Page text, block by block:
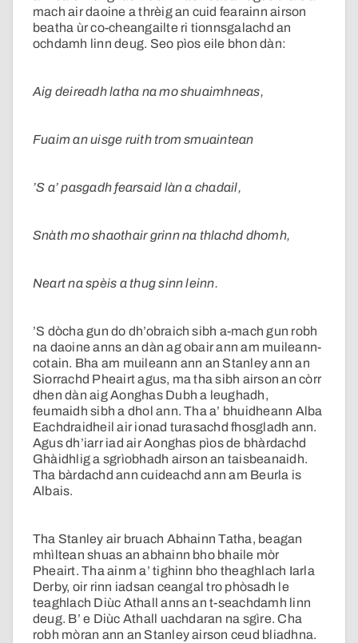
mach air daoine a thrèig an cuid fearainn airson
beatha ùr co-cheangailte ri tionnsgalachd an
ochdamh linn deug. Seo pìos eile bhon dàn:
Aig deireadh latha na mo shuaimhneas,
Fuaim an uisge ruith trom smuaintean
’S a’ pasgadh fearsaid làn a chadail,
Snàth mo shaothair grinn na thlachd dhomh,
Neart na spèis a thug sinn leinn.
’S dòcha gun do dh’obraich sibh a-mach gun robh
na daoine anns an dàn ag obair ann am muileann-
cotain. Bha am muileann ann an Stanley ann an
Siorrachd Pheairt agus, ma tha sibh airson an còrr
dhen dàn aig Aonghas Dubh a leughadh,
feumaidh sibh a dhol ann. Tha a’ bhuidheann Alba
Eachdraidheil air ionad turasachd fhosgladh ann.
Agus dh’iarr iad air Aonghas pìos de bhàrdachd
Ghàidhlig a sgrìobhadh airson an taisbeanaidh.
Tha bàrdachd ann cuideachd ann am Beurla is
Albais.
Tha Stanley air bruach Abhainn Tatha, beagan
mhìltean shuas an abhainn bho bhaile mòr
Pheairt. Tha ainm a’ tighinn bho theaghlach Iarla
Derby, oir rinn iadsan ceangal tro phòsadh le
teaghlach Diùc Athall anns an t-seachdamh linn
deug. B’ e Diùc Athall uachdaran na sgìre. Cha
robh mòran ann an Stanley airson ceud bliadhna.